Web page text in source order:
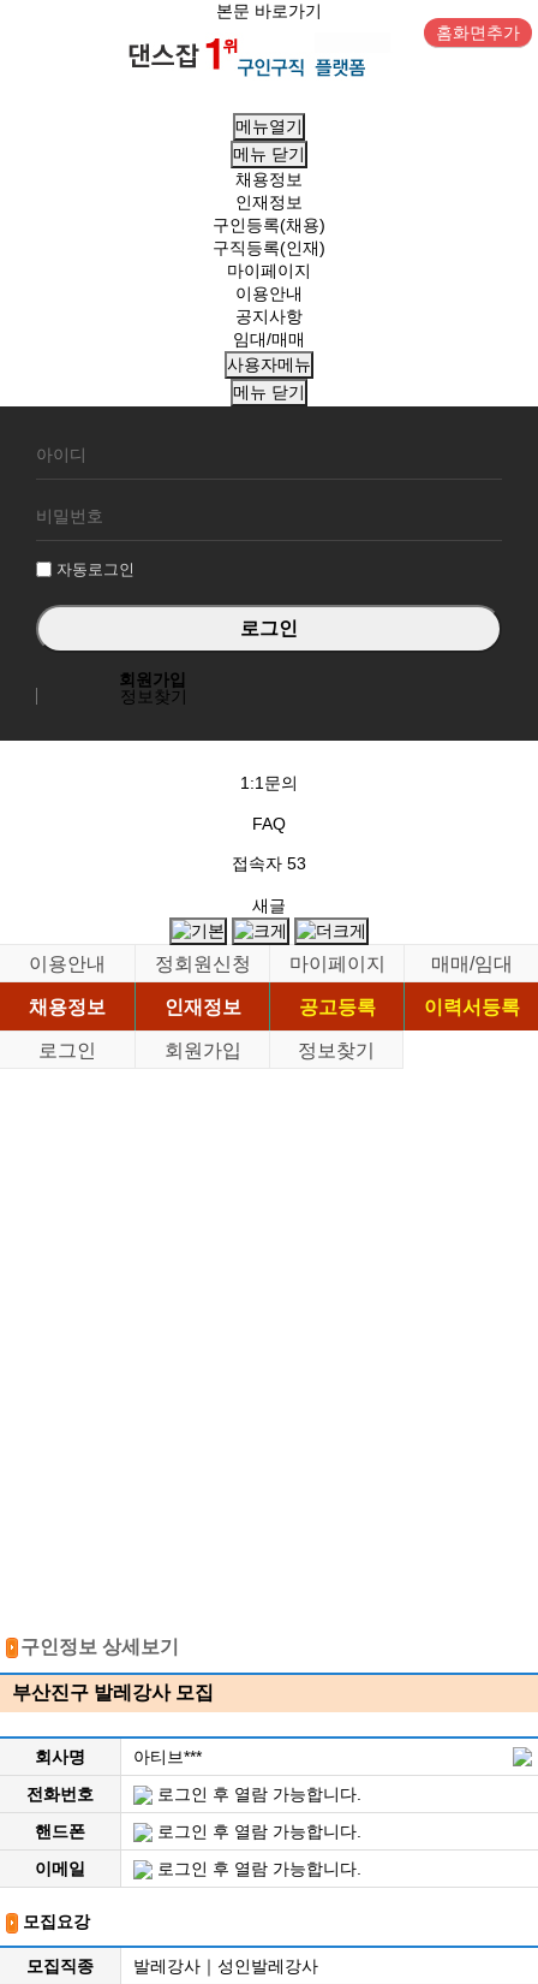
본문 바로가기
홈화면추가
메뉴열기
메뉴 닫기
채용정보
인재정보
구인등록(채용)
구직등록(인재)
마이페이지
이용안내
공지사항
임대/매매
사용자메뉴
메뉴 닫기
원
그
자동로그인
회원가입
정보찾기
1:1문의
FAQ
접속자 53
새글
이용안내 정회원신청 마이페이지
매매/임대
채용정보
인재정보 공고등록
이력서등록
로그인
회원가입 정보찾기
구인정보 상세보기
부산진구 발레강사 모집
회사명
아티브***
전화번호
로그인 후 열람 가능합니다.
핸드폰
로그인 후 열람 가능합니다.
이메일
로그인 후 열람 가능합니다.
모집요강
모집직종
발레강사｜성인발레강사